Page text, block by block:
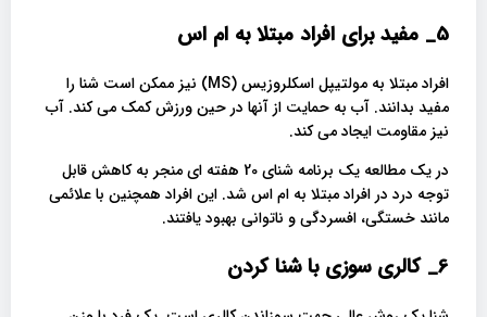
5_ مفید برای افراد مبتلا به ام اس
افراد مبتلا به مولتیپل اسکلروزیس (MS) نیز ممکن است شنا را
مفید بدانند. آب به حمایت از آنها در حین ورزش کمک می کند. آب
نیز مقاومت ایجاد می کند.
در یک مطالعه یک برنامه شنای 20 هفته ای منجر به کاهش قابل
توجه درد در افراد مبتلا به ام اس شد. این افراد همچنین با علائمی
مانند خستگی، افسردگی و ناتوانی بهبود یافتند.
6_ کالری سوزی با شنا کردن